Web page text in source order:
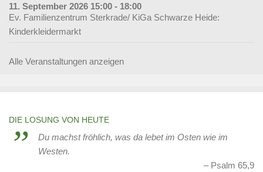
11. September 2026 15:00 - 18:00
Ev. Familienzentrum Sterkrade/ KiGa Schwarze Heide:
Kinderkleidermarkt
Alle Veranstaltungen anzeigen
DIE LOSUNG VON HEUTE
Du machst fröhlich, was da lebet im Osten wie im
Westen.
Psalm 65,9